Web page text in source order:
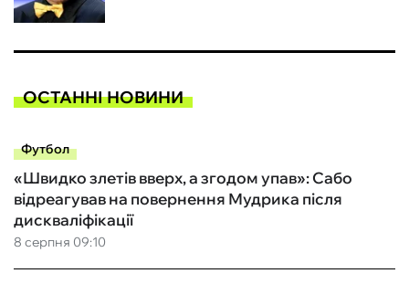
ОСТАННІ НОВИНИ
Футбол
8 серпня 09:10
«Швидко злетів вверх, а згодом упав»: Сабо
відреагував на повернення Мудрика після
дискваліфікації